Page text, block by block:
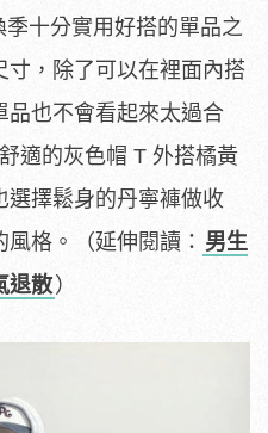
十分實用好搭的單品之
寸，除了可以在裡面內搭
品也不會看起來太過合
適的灰色帽 T 外搭橘黃
選擇鬆身的丹寧褲做收
格。（延伸閱讀： 男生
退散）